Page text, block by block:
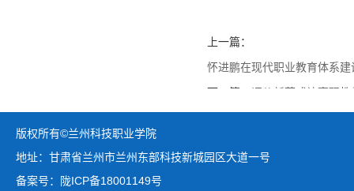
上一篇：
怀进鹏在现代职业教育体系
下一篇： 评价新范式让高职教
版权所有©兰州科技职业学院
地址：甘肃省兰州市兰州东部科技新城园区大道一号
备案号：陇ICP备18001149号